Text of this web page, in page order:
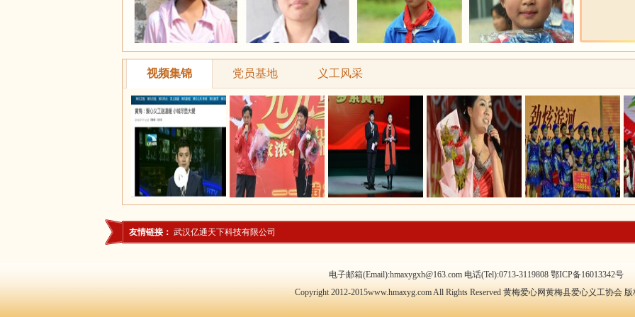
视频集锦 党员基地 义工风采
友情链接： 武汉亿通天下科技有限公司
电子邮箱(Email):hmaxygxh@163.com 电话(Tel):0713-3119808 鄂ICP备16013342号
Copyright 2012-2015www.hmaxyg.com All Rights Reserved 黄梅爱心网黄梅县爱心义工协会